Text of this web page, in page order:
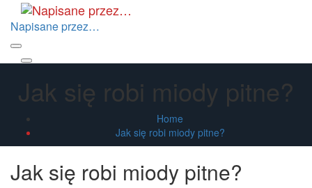
the
content
Napisane przez…
Primary
Jak się robi miody pitne?
Home
Jak się robi miody pitne?
Jak się robi miody pitne?